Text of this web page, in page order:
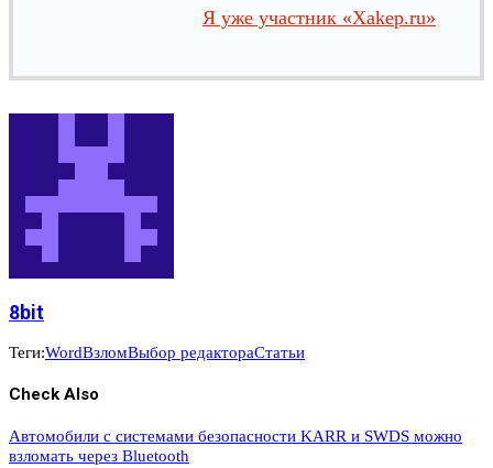
Я уже участник «Xakep.ru»
8bit
Теги:WordВзломВыбор редактораСтатьи
Check Also
Автомобили с системами безопасности KARR и SWDS можно
взломать через Bluetooth